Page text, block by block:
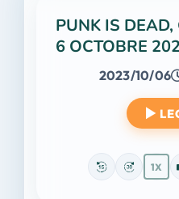
PUNK IS DEAD,
6 OCTOBRE
2023/10/06
1X